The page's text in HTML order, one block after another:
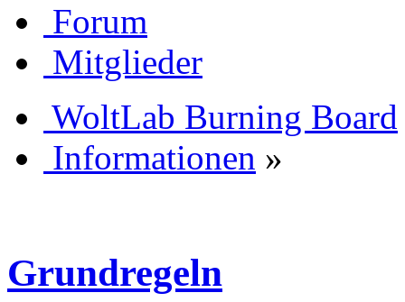
Forum
Mitglieder
WoltLab Burning Board
Informationen »
Grundregeln